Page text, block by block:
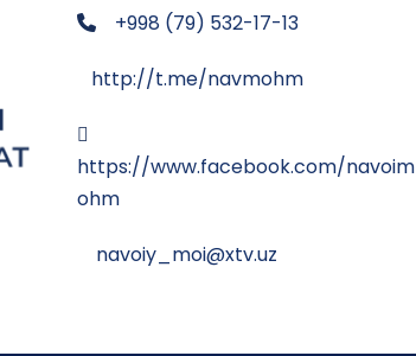
+998 (79) 532-17-13
http://t.me/navmohm
https://www.facebook.com/navoim
ohm
navoiy_moi@xtv.uz